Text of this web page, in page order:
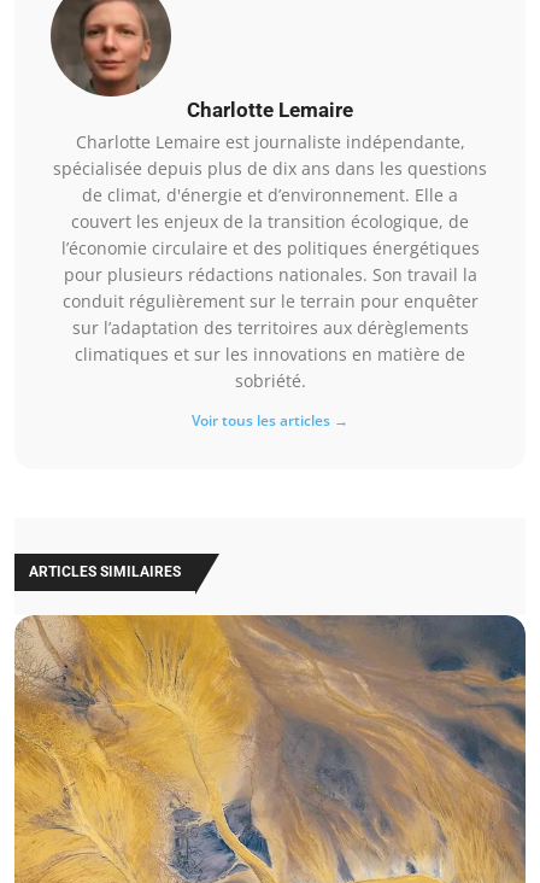
Charlotte Lemaire
Charlotte Lemaire est journaliste indépendante,
spécialisée depuis plus de dix ans dans les questions
de climat, d'énergie et d’environnement. Elle a
couvert les enjeux de la transition écologique, de
l’économie circulaire et des politiques énergétiques
pour plusieurs rédactions nationales. Son travail la
conduit régulièrement sur le terrain pour enquêter
sur l’adaptation des territoires aux dérèglements
climatiques et sur les innovations en matière de
sobriété.
Voir tous les articles →
ARTICLES SIMILAIRES